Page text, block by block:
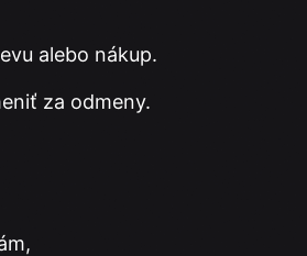
alebo nákup.
za odmeny.